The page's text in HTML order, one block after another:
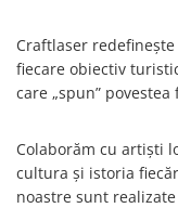
Craftlaser
fiecare obiectiv
care „spun” povestea
Colaborăm cu artiști
cultura și istoria
noastre sunt